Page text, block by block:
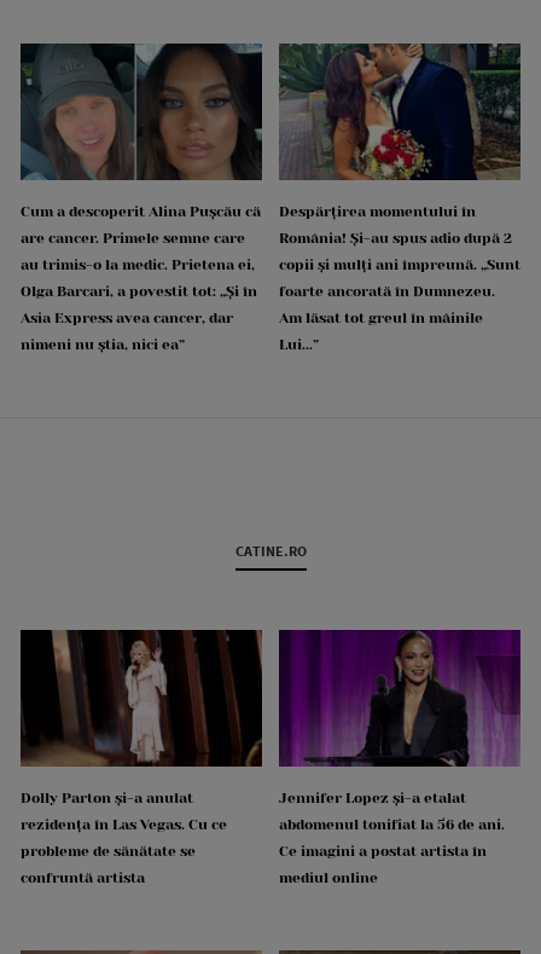
Cum a descoperit Alina Pușcău că
are cancer. Primele semne care
au trimis-o la medic. Prietena ei,
Olga Barcari, a povestit tot: „Și în
Asia Express avea cancer, dar
nimeni nu știa, nici ea”
Despărțirea momentului în
România! Și-au spus adio după 2
copii și mulți ani împreună. „Sunt
foarte ancorată în Dumnezeu.
Am lăsat tot greul în mâinile
Lui...”
CATINE.RO
Dolly Parton și-a anulat
rezidența în Las Vegas. Cu ce
probleme de sănătate se
confruntă artista
Jennifer Lopez și-a etalat
abdomenul tonifiat la 56 de ani.
Ce imagini a postat artista în
mediul online